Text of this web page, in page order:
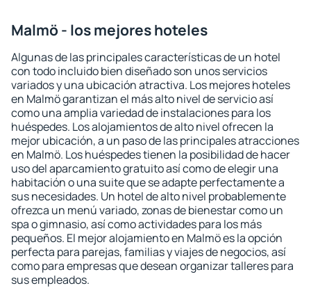
Malmö - los mejores hoteles
Algunas de las principales características de un hotel
con todo incluido bien diseñado son unos servicios
variados y una ubicación atractiva. Los mejores hoteles
en Malmö garantizan el más alto nivel de servicio así
como una amplia variedad de instalaciones para los
huéspedes. Los alojamientos de alto nivel ofrecen la
mejor ubicación, a un paso de las principales atracciones
en Malmö. Los huéspedes tienen la posibilidad de hacer
uso del aparcamiento gratuito así como de elegir una
habitación o una suite que se adapte perfectamente a
sus necesidades. Un hotel de alto nivel probablemente
ofrezca un menú variado, zonas de bienestar como un
spa o gimnasio, así como actividades para los más
pequeños. El mejor alojamiento en Malmö es la opción
perfecta para parejas, familias y viajes de negocios, así
como para empresas que desean organizar talleres para
sus empleados.